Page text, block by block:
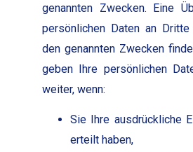
genan­nten Zweck­en. Eine
per­sön­lichen Dat­en an
den genan­nten Zweck­en
geben Ihre per­sön­lichen
weit­er, wenn:
Sie Ihre aus­drück­liche
erteilt haben,